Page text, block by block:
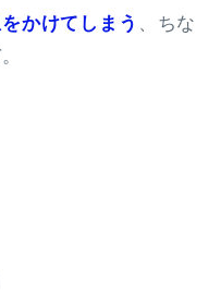
かけてしまう 、ちな